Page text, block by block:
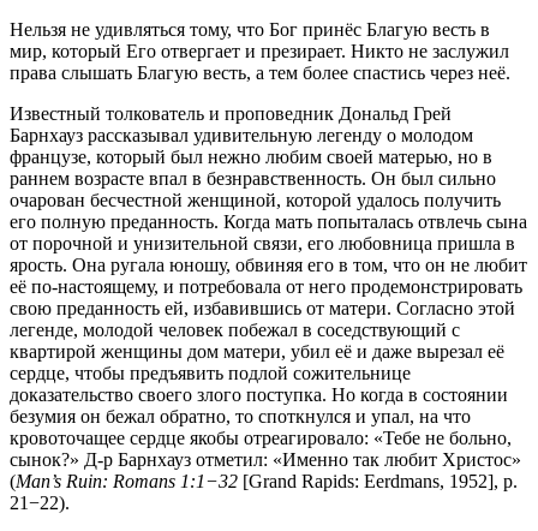
Нельзя не удивляться тому, что Бог принёс Благую весть в
мир, который Его отвергает и презирает. Никто не заслужил
права слышать Благую весть, а тем более спастись через неё.
Известный толкователь и проповедник Дональд Грей
Барнхауз рассказывал удивительную легенду о молодом
французе, который был нежно любим своей матерью, но в
раннем возрасте впал в безнравственность. Он был сильно
очарован бесчестной женщиной, которой удалось получить
его полную преданность. Когда мать попыталась отвлечь сына
от порочной и унизительной связи, его любовница пришла в
ярость. Она ругала юношу, обвиняя его в том, что он не любит
её по-настоящему, и потребовала от него продемонстрировать
свою преданность ей, избавившись от матери. Согласно этой
легенде, молодой человек побежал в соседствующий с
квартирой женщины дом матери, убил её и даже вырезал её
сердце, чтобы предъявить подлой сожительнице
доказательство своего злого поступка. Но когда в состоянии
безумия он бежал обратно, то споткнулся и упал, на что
кровоточащее сердце якобы отреагировало: «Тебе не больно,
сынок?» Д-р Барнхауз отметил: «Именно так любит Христос»
(Man’s Ruin: Romans 1:1−32 [Grand Rapids: Eerdmans, 1952], p.
21−22).